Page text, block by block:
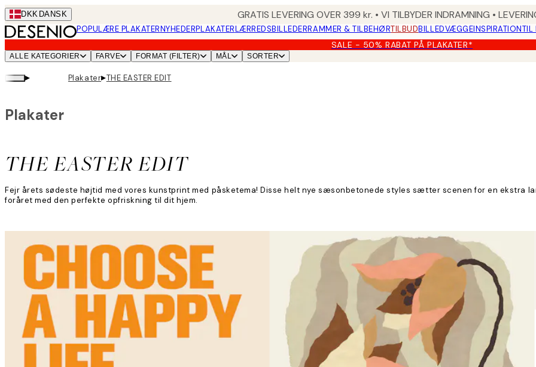
Skip
to
main
content.
DKK DANSK GRATIS LEVERING OVER 399 kr. • VI TILBYDER INDRAMNING •
POPULÆRE PLAKATERNYHEDERPLAKATERLÆRREDSBILLEDERRAMMER & TILBEHØRTILBUDBILLEDVÆGGEINSPIRATIONTIL
SALE - 50% RABAT PÅ PLAKATER*
ALLE KATEGORIER FARVE FORMAT (FILTER) MÅL SORTER
▸ Plakater▸THE EASTER EDIT
THE EASTER EDIT
Plakater
Fejr årets sødeste højtid med vores kunstprint med påsketema! Disse helt nye sæsonbetonede styles sætter scenen for en ekstra
foråret med den perfekte opfriskning til dit hjem.